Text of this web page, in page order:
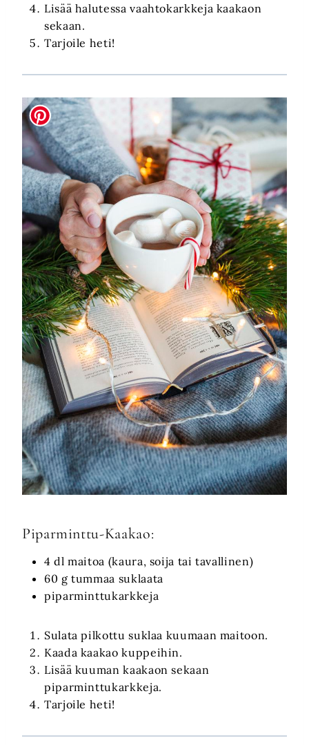
Lisää halutessa vaahtokarkkeja kaakaon
sekaan.
Tarjoile heti!
Piparminttu-Kaakao:
4 dl maitoa (kaura, soija tai tavallinen)
60 g tummaa suklaata
piparminttukarkkeja
Sulata pilkottu suklaa kuumaan maitoon.
Kaada kaakao kuppeihin.
Lisää kuuman kaakaon sekaan
piparminttukarkkeja.
Tarjoile heti!